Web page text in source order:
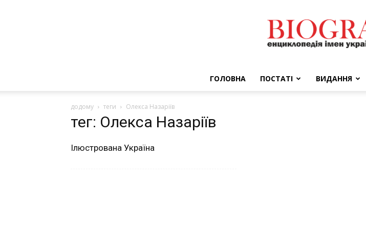
ГОЛОВНА ПОСТАТІ ВИДАННЯ
додому теги Олекса Назаріїв
тег: Олекса Назаріїв
Ілюстрована Україна